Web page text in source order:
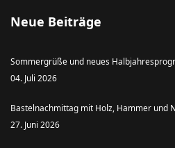
Neue Beiträge
Sommergrüße und neues
04. Juli 2026
Bastelnachmittag mit Holz, Hammer und
27. Juni 2026